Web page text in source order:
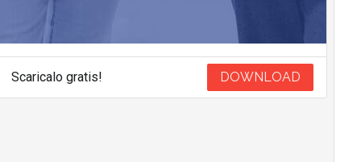
Scaricalo gratis! DOWNLOAD